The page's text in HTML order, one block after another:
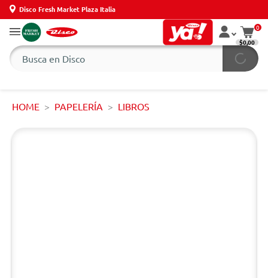
Disco Fresh Market Plaza Italia
0
$0,00
HOME PAPELERÍA LIBROS